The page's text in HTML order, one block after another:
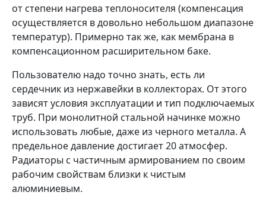
от степени нагрева теплоносителя (компенсация
осуществляется в довольно небольшом диапазоне
температур). Примерно так же, как мембрана в
компенсационном расширительном баке.
Пользователю надо точно знать, есть ли
сердечник из нержавейки в коллекторах. От этого
зависят условия эксплуатации и тип подключаемых
труб. При монолитной стальной начинке можно
использовать любые, даже из черного металла. А
предельное давление достигает 20 атмосфер.
Радиаторы с частичным армированием по своим
рабочим свойствам близки к чистым
алюминиевым.